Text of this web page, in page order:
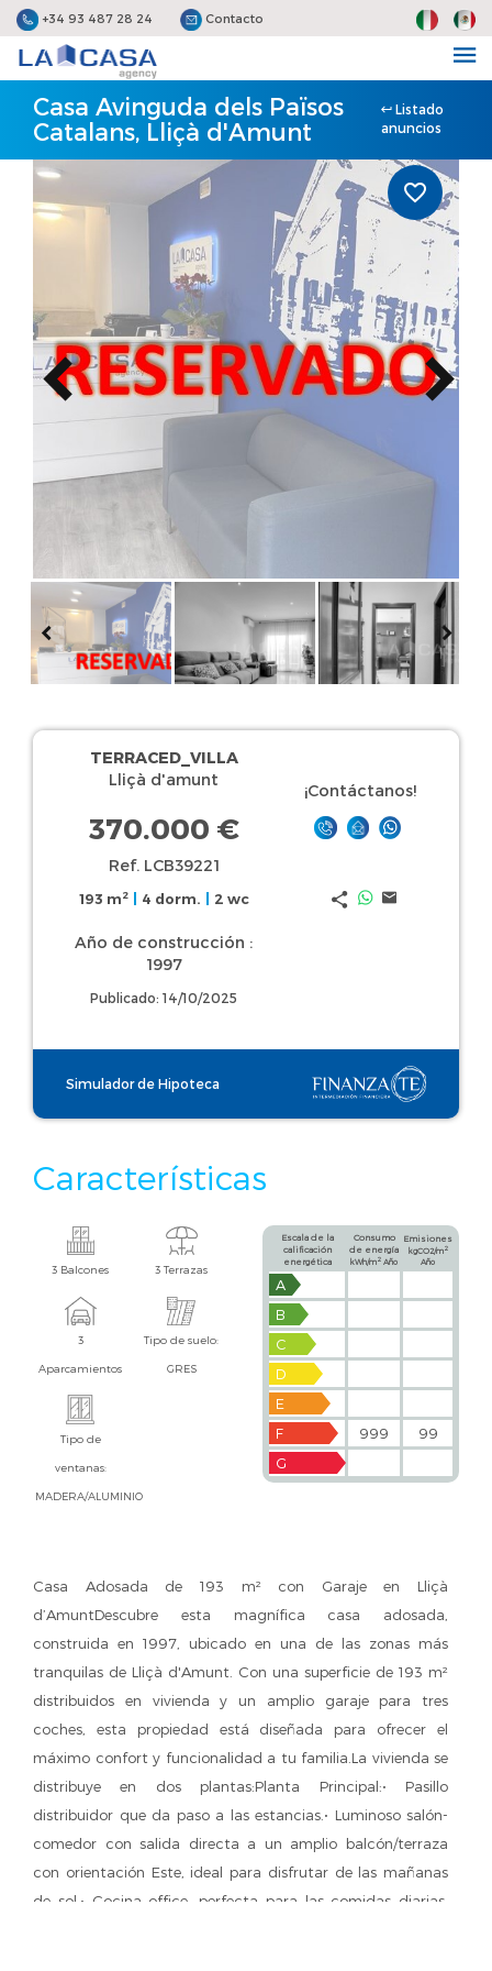
+34 93 487 28 24 Contacto
Casa Avinguda dels Països
Catalans, Lliçà d'Amunt
Listado
anuncios
TERRACED_VILLA
Lliçà d'amunt
370.000 €
Ref. LCB39221
193 m2 4 dorm. 2 wc
Año de construcción :
1997
Publicado: 14/10/2025
¡Contáctanos!
Simulador de Hipoteca
Características
3 Balcones 3 Terrazas
3
Aparcamientos
Tipo de suelo:
GRES
Tipo de
ventanas:
MADERA/ALUMINIO
Escala de la
calificación
energética
Consumo
de energía
kWh/m2 Año
Emisiones
kgCO2/m 2
Año
A
B
C
D
E
F
999
99
G
Casa Adosada de 193 m² con Garaje en Lliçà
d’AmuntDescubre esta magnífica casa adosada,
construida en 1997, ubicado en una de las zonas más
tranquilas de Lliçà d'Amunt. Con una superficie de 193 m²
distribuidos en vivienda y un amplio garaje para tres
coches, esta propiedad está diseñada para ofrecer el
máximo confort y funcionalidad a tu familia.La vivienda se
distribuye en dos plantas:Planta Principal:• Pasillo
distribuidor que da paso a las estancias.• Luminoso salón-
comedor con salida directa a un amplio balcón/terraza
con orientación Este, ideal para disfrutar de las mañanas
de sol.• Cocina office, perfecta para las comidas diarias,